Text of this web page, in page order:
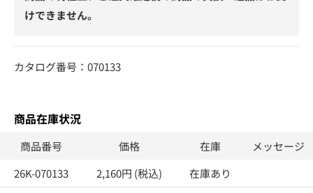
けできません。
カタログ番号：070133
商品在庫状況
商品番号 価格 在庫
メッセージ
26K-070133
2,160円 (税込) 在庫あり